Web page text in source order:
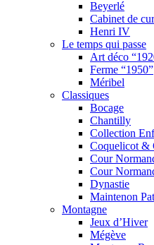
Beyerlé
Cabinet de
Henri IV
Le temps qui passe
Art déco
Ferme “1950”
Méribel
Classiques
Bocage
Chantilly
Collection
Coquelicot &
Cour
Cour
Dynastie
Maintenon
Montagne
Jeux d’Hiver
Mégève